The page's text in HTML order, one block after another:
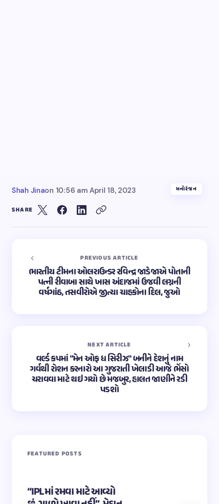
Shah Jinaon 10:56 am April 18, 2023 મનોરંજન
SHARE
PREVIOUS ARTICLE
ભારતીય ટીમના ઓલરાઉન્ડર રવિન્દ્ર જાડેજાએ પોતાની
પત્ની રીવાબા સાથે ખાસ અંદાજમાં ઉજવી લગ્નની
વર્ષગાંઠ, તસવીરોએ જીત્યા ચાહકોના દિલ, જુઓ
NEXT ARTICLE
વર્લ્ડ કપમાં "મેન ઓફ ધ સિરીઝ" બનીને દેશનું નામ
ગર્વથી રોશન કરનારો આ ગુજરાતી ખેલાડી આજે ભેંસો
ચરાવવા માટે થઇ ગયો છે મજબુર, હાલત જાણીને રડી
પડશો
FEATURED POSTS
“IPLમાં રમવા માટે આવ્યો